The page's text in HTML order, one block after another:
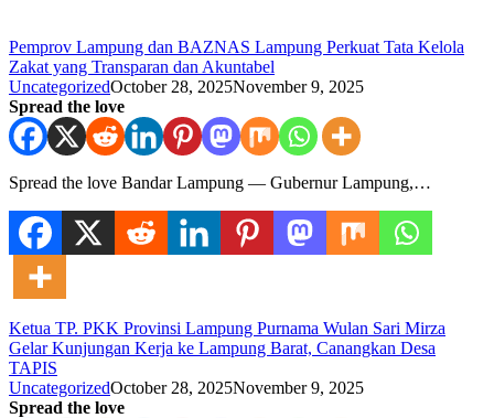
Pemprov Lampung dan BAZNAS Lampung Perkuat Tata Kelola
Zakat yang Transparan dan Akuntabel
UncategorizedOctober 28, 2025November 9, 2025
Spread the love
Spread the love Bandar Lampung — Gubernur Lampung,…
Ketua TP. PKK Provinsi Lampung Purnama Wulan Sari Mirza
Gelar Kunjungan Kerja ke Lampung Barat, Canangkan Desa
TAPIS
UncategorizedOctober 28, 2025November 9, 2025
Spread the love